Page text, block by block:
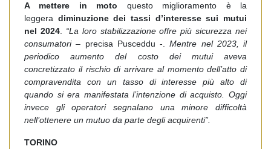
A mettere in moto questo miglioramento è la
leggera diminuzione dei tassi d’interesse sui mutui
nel 2024. “La loro stabilizzazione offre più sicurezza nei
consumatori– precisa Pusceddu -.Mentre nel 2023, il
periodico aumento del costo dei mutui aveva
concretizzato il rischio di arrivare al momento dell’atto di
compravendita con un tasso di interesse più alto di
quando si era manifestata l’intenzione di acquisto. Oggi
invece gli operatori segnalano una minore difficoltà
nell’ottenere un mutuo da parte degli acquirenti”.
TORINO